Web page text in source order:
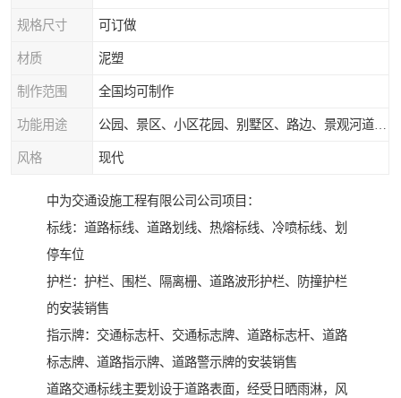
规格尺寸 可订做
材质 泥塑
制作范围 全国均可制作
功能用途
风格 现代
中为交通设施工程有限公司公司项目：
标线：道路标线、道路划线、热熔标线、冷喷标线、划
停车位
护栏：护栏、围栏、隔离栅、道路波形护栏、防撞护栏
的安装销售
指示牌：交通标志杆、交通标志牌、道路标志杆、道路
标志牌、道路指示牌、道路警示牌的安装销售
道路交通标线主要划设于道路表面，经受日晒雨淋，风